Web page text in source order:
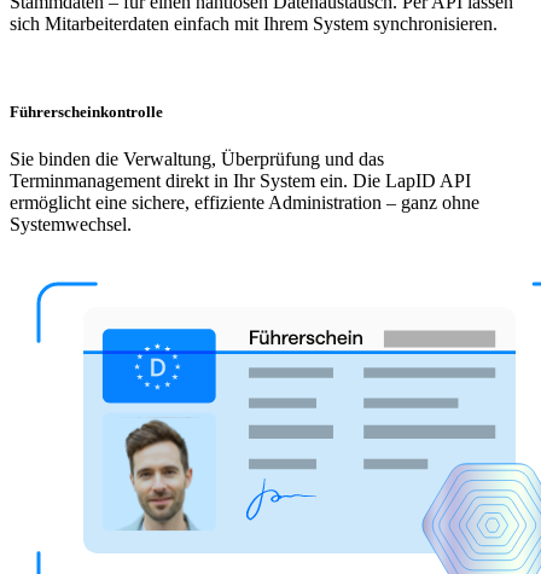
sich Mitarbeiterdaten einfach mit Ihrem System synchronisieren.
Führerscheinkontrolle
Sie binden die Verwaltung, Überprüfung und das
Terminmanagement direkt in Ihr System ein. Die LapID API
ermöglicht eine sichere, effiziente Administration – ganz ohne
Systemwechsel.